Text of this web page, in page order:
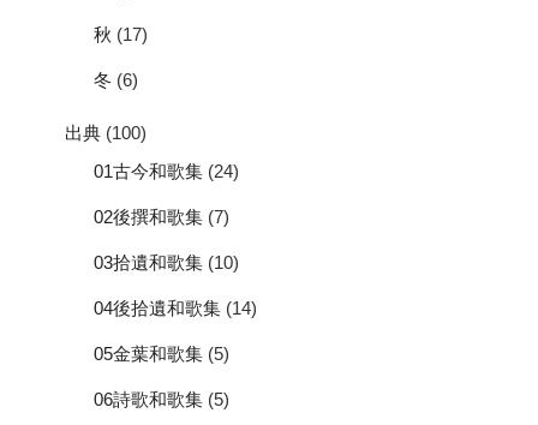
秋 (17)
冬 (6)
出典 (100)
01古今和歌集 (24)
02後撰和歌集 (7)
03拾遺和歌集 (10)
04後拾遺和歌集 (14)
05金葉和歌集 (5)
06詩歌和歌集 (5)